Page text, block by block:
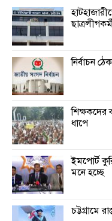
নির্বাচন
শিক্ষকদের
ধাপে
ইমপোর্ট
মনে হচ্ছে
চট্টগ্রামে